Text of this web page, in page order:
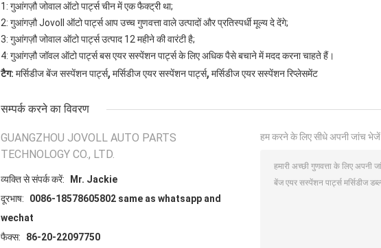
1: गुआंगज़ौ जोवाल ऑटो पार्ट्स चीन में एक फैक्ट्री था;
2: गुआंगज़ौ Jovoll ऑटो पार्ट्स आप उच्च गुणवत्ता वाले उत्पादों और प्रतिस्पर्धी मूल्य दे देंगे;
3: गुआंगज़ौ जोवाल ऑटो पार्ट्स उत्पाद 12 महीने की वारंटी है;
4: गुआंगज़ौ जॉवल ऑटो पार्ट्स बस एयर सस्पेंशन पार्ट्स के लिए अधिक पैसे बचाने में मदद करना चाहते हैं।
टैग: मर्सिडीज बेंज सस्पेंशन पार्ट्स, मर्सिडीज एयर सस्पेंशन पार्ट्स, मर्सिडीज एयर सस्पेंशन रिप्लेसमेंट
सम्पर्क करने का विवरण
GUANGZHOU JOVOLL AUTO PARTS
TECHNOLOGY CO., LTD.
व्यक्ति से संपर्क करें:
Mr. Jackie
दूरभाष:
0086-18578605802 same as whatsapp and
wechat
फैक्स:
86-20-22097750
हम करने के लिए सीधे अपनी जांच भेजें